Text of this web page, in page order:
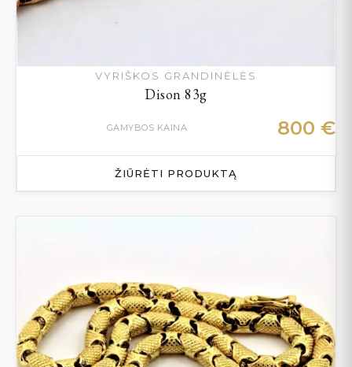
VYRIŠKOS GRANDINĖLĖS
Dison 83g
GAMYBOS KAINA 800 €
ŽIŪRĖTI PRODUKTĄ